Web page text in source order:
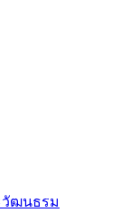
วัฒนธรม